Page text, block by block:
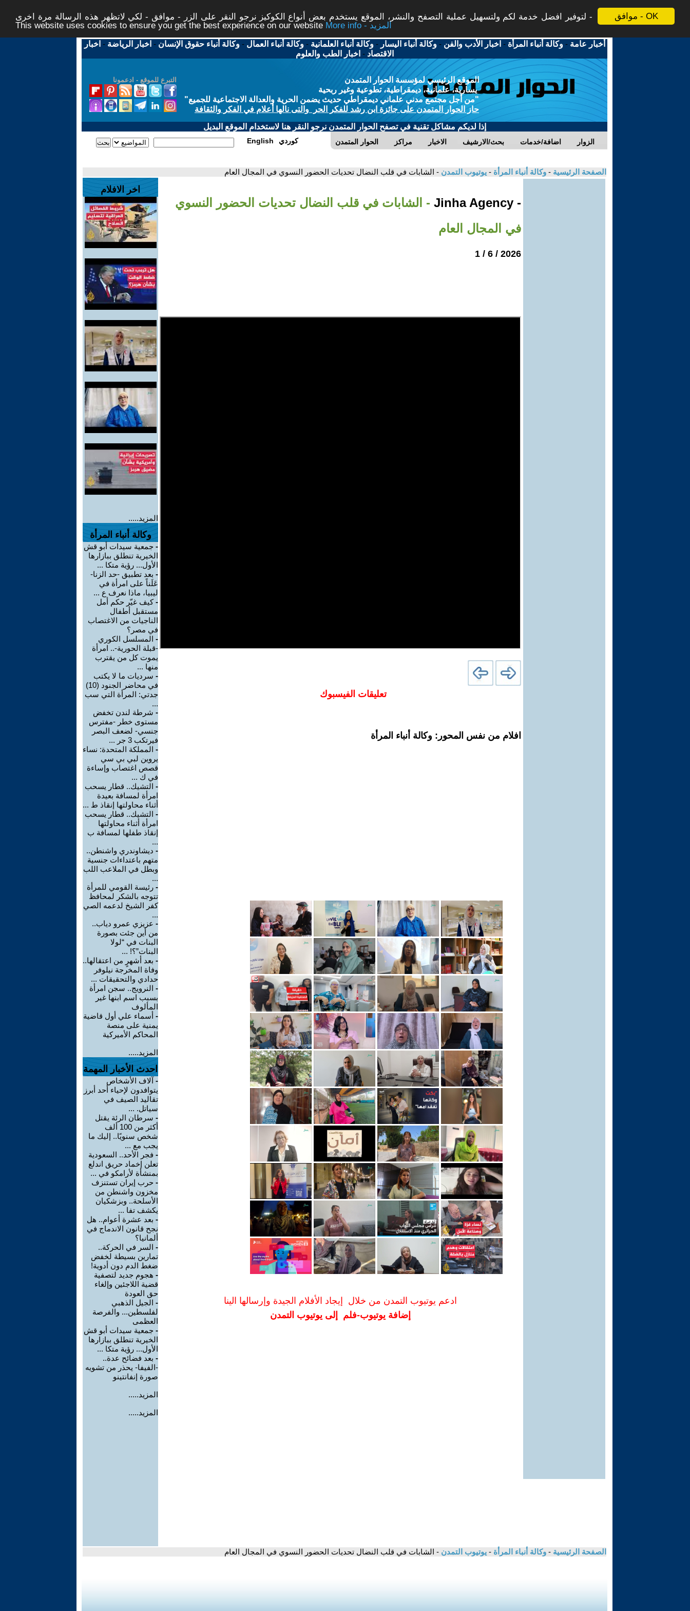
موافق - OK
لتوفير افضل خدمة لكم ولتسهيل عملية التصفح والنشر، الموقع يستخدم بعض أنواع الكوكيز نرجو النقر على الزر - موافق - لكي لاتظهر هذه الرسالة مرة اخرى -
This website uses cookies to ensure you get the best experience on our website
More info - المزيد
أخبار عامة -وكالة أنباء المرأة - اخبار الأدب والفن -وكالة أنباء اليسار -وكالة أنباء العلمانية -وكالة أنباء العمال -وكالة أنباء حقوق الإنسان - اخبار الرياضة - اخبار
الاقتصاد - اخبار الطب والعلوم
التبرع للموقع - ادعمونا
الموقع الرئيسي لمؤسسة الحوار المتمدن
يسارية، علمانية، ديمقراطية، تطوعية وغير ربحية
"من أجل مجتمع مدني علماني ديمقراطي حديث يضمن الحرية والعدالة الاجتماعية للجميع"
حاز الحوار المتمدن على جائزة ابن رشد للفكر الحر والتى نالها أعلام في الفكر والثقافة
إذا لديكم مشاكل تقنية في تصفح الحوار المتمدن نرجو النقر هنا لاستخدام الموقع البديل
الحوار المتمدن مراكز الاخبار بحث/الارشيف اضافة/خدمات الزوار English كوردي
الصفحة الرئيسية - وكالة أنباء المرأة - يوتيوب التمدن - الشابات في قلب النضال تحديات الحضور النسوي في المجال العام
- Jinha Agency
- الشابات في قلب النضال تحديات الحضور النسوي
في المجال العام
2026 / 6 / 1
تعليقات الفيسبوك
افلام من نفس المحور: وكالة أنباء المرأة
ادعم يوتيوب التمدن من خلال إيجاد الأفلام الجيدة وإرسالها الينا
إضافة يوتيوب-فلم إلى يوتيوب التمدن
اخر الافلام
المزيد.....
وكالة أنباء المرأة
- جمعية سيدات أبو قش
الخيرية تنطلق ببازارها
الأول... رؤية متكا ...
- بعد تطبيق -حد الزنا-
عَلَناً على امرأة في
ليبيا، ماذا نعرف ع ...
-كيف غيّر حكم أمل
مستقبل أطفال
الناجيات من الاغتصاب
في مصر؟
- المسلسل الكوري
-قبلة الحورية-.. امرأة
يموت كل من يقترب
منها ...
- سرديات ما لا يكتب
في محاضر الجنود (10)
جدتي: المرأة التي سب
...
- شرطة لندن تخفض
مستوى خطر -مفترس
جنسي- لضعف البصر
فيرتكب 3 جر ...
- المملكة المتحدة: نساء
يروين لبي بي سي
قصص اغتصاب وإساءة
في ك ...
- التشيك.. قطار يسحب
امرأة لمسافة بعيدة
أثناء محاولتها إنقاذ ط ...
- التشيك.. قطار يسحب
امرأة أثناء محاولتها
إنقاذ طفلها لمسافة ب
...
- ديشاوندري واشنطن..
متهم باعتداءات جنسية
وبطل في الملاعب اللب
...
- رئيسة القومي للمرأة
تتوجه بالشكر لمحافظ
كفر الشيخ لدعمه الصي
...
- عزيزي عمرو دياب..
من أين جئت بصورة
البنات في “لولا
البنات”؟! ...
- بعد أشهرٍ من اعتقالها..
وفاة المخرجة نيلوفر
حدادي والتحقيقات ...
- النرويج.. سجن امرأة
بسبب اسم ابنها غير
المألوف
- أسماء علي أول قاضية
يمنية على منصة
المحاكم الأميركية
المزيد.....
احدث الأخبار المهمة
- آلاف الأشخاص
يتوافدون لإحياء أحد أبرز
تقاليد الصيف في
سياتل. ...
- سرطان الرئة يقتل
أكثر من 100 ألف
شخص سنويًا.. إليك ما
يجب مع ...
- فجر الأحد.. السعودية
تعلن إخماد حريق اندلع
بمنشأة لأرامكو في ...
- حرب إيران تستنزف
مخزون واشنطن من
الأسلحة.. وبزشكيان
يكشف تفا ...
- بعد عشرة أعوام.. هل
نجح قانون الاندماج في
ألمانيا؟
- السر في الحركة..
تمارين بسيطة لخفض
ضغط الدم دون أدوية!
- هجوم جديد لتصفية
قضية اللاجئين وإلغاء
حق العودة
- الجيل الذهبي
لفلسطين... والفرصة
العظمى
- جمعية سيدات أبو قش
الخيرية تنطلق ببازارها
الأول... رؤية متكا ...
- بعد فضائح عدة..
-الفيفا- يحذر من تشويه
صورة إنفانتينو
المزيد.....
المزيد.....
الصفحة الرئيسية - وكالة أنباء المرأة - يوتيوب التمدن - الشابات في قلب النضال تحديات الحضور النسوي في المجال العام